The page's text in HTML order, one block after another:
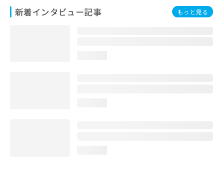
新着インタビュー記事 もっと見る